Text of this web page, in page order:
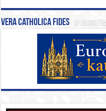
Vera catholica fides